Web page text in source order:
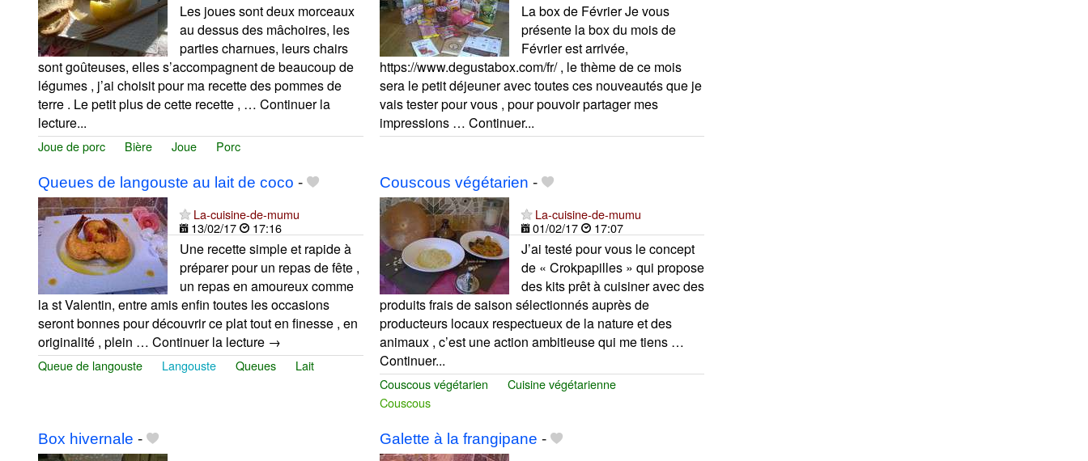
Les joues sont deux morceaux
au dessus des mâchoires, les
parties charnues, leurs chairs
sont goûteuses, elles s’accompagnent de beaucoup de
légumes , j’ai choisit pour ma recette des pommes de
terre . Le petit plus de cette recette , … Continuer la
lecture...
Joue de porc Bière Joue Porc
La box de Février Je vous
présente la box du mois de
Février est arrivée,
https://www.degustabox.com/fr/ , le thème de ce mois
sera le petit déjeuner avec toutes ces nouveautés que je
vais tester pour vous , pour pouvoir partager mes
impressions … Continuer...
Queues de langouste au lait de coco -
La-cuisine-de-mumu
13/02/17
17:16
Une recette simple et rapide à
préparer pour un repas de fête ,
un repas en amoureux comme
la st Valentin, entre amis enfin toutes les occasions
seront bonnes pour découvrir ce plat tout en finesse , en
originalité , plein … Continuer la lecture →
Queue de langouste Langouste Queues Lait
Couscous végétarien -
La-cuisine-de-mumu
01/02/17
17:07
J’ai testé pour vous le concept
de « Crokpapilles » qui propose
des kits prêt à cuisiner avec des
produits frais de saison sélectionnés auprès de
producteurs locaux respectueux de la nature et des
animaux , c’est une action ambitieuse qui me tiens …
Continuer...
Couscous végétarien
Cuisine végétarienne
Couscous
Box hivernale -
Galette à la frangipane -